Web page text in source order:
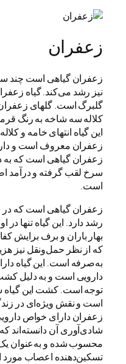
زعفران
نیز رشد می‌کند. گیاه
گلبرگ است. گلهای
کلاله سه شاخه به رنگ
این گیاه انتهای خامه و
زعفران معروف است و
زعفران گیاهی است که به
سرخ لقب گرفته و درآمد
است.
زعفران گیاهی است که
رشد دارد. این گیاه تنها در
بهار باران و برف برایش
که از نظر حمل‌و‌نقل نیز
به‌صرفه است. این گیاه
دارویی است و به دلیل
توجه است. کشت این گیاه
است و نقش ویژه‌ای در
زعفران دارای خواص
شادی‌آوری آن دانسته‌اند
محسوب شده و به‌عنوان
تسکین‌دهنده اعصاب مورد